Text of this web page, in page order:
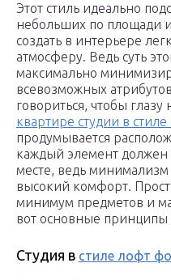
Этот стиль идеально
небольших по площади
создать в интерьере
атмосферу. Ведь суть
максимально
всевозможных
говориться, чтобы глазу
квартире студии в
продумывается
каждый элемент должен
месте, ведь минимализм
высокий комфорт.
минимум предметов и
вот основные принципы
Студия в стиле лофт